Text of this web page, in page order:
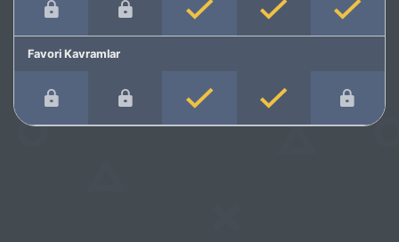
Favori Kavramlar